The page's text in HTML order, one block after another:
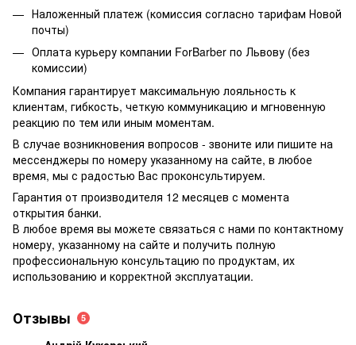
Наложенный платеж (комиссия согласно тарифам Новой
почты)
Оплата курьеру компании ForBarber по Львову (без
комиссии)
Компания гарантирует максимальную лояльность к
клиентам, гибкость, четкую коммуникацию и мгновенную
реакцию по тем или иным моментам.
В случае возникновения вопросов - звоните или пишите на
мессенджеры по номеру указанному на сайте, в любое
время, мы с радостью Вас проконсультируем.
Гарантия от производителя 12 месяцев с момента
открытия банки.
В любое время вы можете связаться с нами по контактному
номеру, указанному на сайте и получить полную
профессиональную консультацию по продуктам, их
использованию и корректной эксплуатации.
Отзывы 5